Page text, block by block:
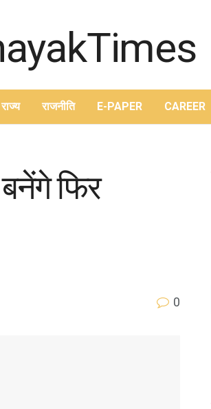
राज्य राजनीति E-PAPER CAREER
बनेंगे फिर
0